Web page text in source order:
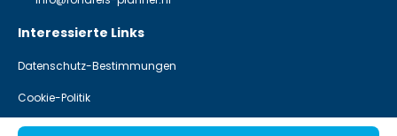
Interessierte Links
Datenschutz-Bestimmungen
Cookie-Politik
@ Copyright 2026